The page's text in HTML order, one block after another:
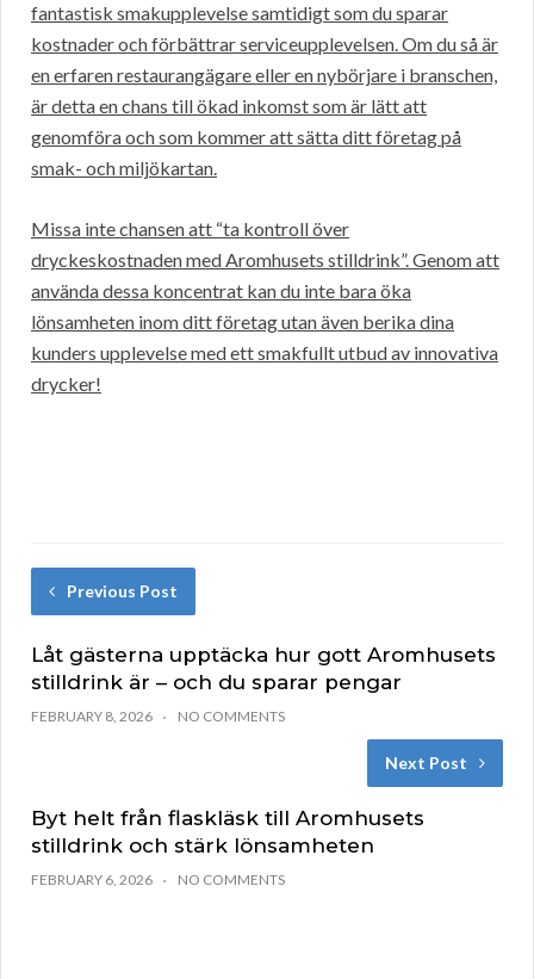
fantastisk smakupplevelse samtidigt som du sparar
kostnader och förbättrar serviceupplevelsen. Om du så är
en erfaren restaurangägare eller en nybörjare i branschen,
är detta en chans till ökad inkomst som är lätt att
genomföra och som kommer att sätta ditt företag på
smak- och miljökartan.
Missa inte chansen att “ta kontroll över
dryckeskostnaden med Aromhusets stilldrink”. Genom att
använda dessa koncentrat kan du inte bara öka
lönsamheten inom ditt företag utan även berika dina
kunders upplevelse med ett smakfullt utbud av innovativa
drycker!
Previous Post
Låt gästerna upptäcka hur gott Aromhusets
stilldrink är – och du sparar pengar
FEBRUARY 8, 2026 NO COMMENTS
Next Post
Byt helt från flaskläsk till Aromhusets
stilldrink och stärk lönsamheten
FEBRUARY 6, 2026 NO COMMENTS